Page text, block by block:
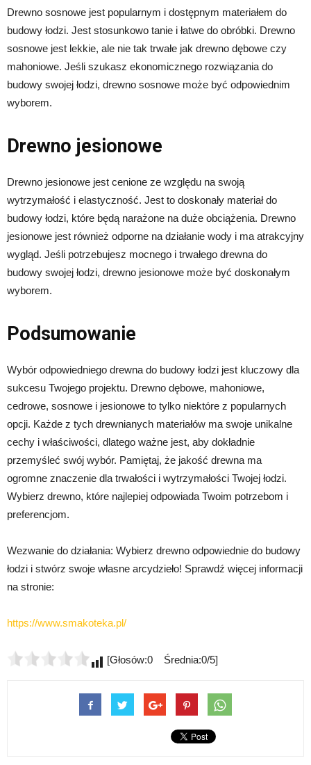
Drewno sosnowe jest popularnym i dostępnym materiałem do
budowy łodzi. Jest stosunkowo tanie i łatwe do obróbki. Drewno
sosnowe jest lekkie, ale nie tak trwałe jak drewno dębowe czy
mahoniowe. Jeśli szukasz ekonomicznego rozwiązania do
budowy swojej łodzi, drewno sosnowe może być odpowiednim
wyborem.
Drewno jesionowe
Drewno jesionowe jest cenione ze względu na swoją
wytrzymałość i elastyczność. Jest to doskonały materiał do
budowy łodzi, które będą narażone na duże obciążenia. Drewno
jesionowe jest również odporne na działanie wody i ma atrakcyjny
wygląd. Jeśli potrzebujesz mocnego i trwałego drewna do
budowy swojej łodzi, drewno jesionowe może być doskonałym
wyborem.
Podsumowanie
Wybór odpowiedniego drewna do budowy łodzi jest kluczowy dla
sukcesu Twojego projektu. Drewno dębowe, mahoniowe,
cedrowe, sosnowe i jesionowe to tylko niektóre z popularnych
opcji. Każde z tych drewnianych materiałów ma swoje unikalne
cechy i właściwości, dlatego ważne jest, aby dokładnie
przemyśleć swój wybór. Pamiętaj, że jakość drewna ma
ogromne znaczenie dla trwałości i wytrzymałości Twojej łodzi.
Wybierz drewno, które najlepiej odpowiada Twoim potrzebom i
preferencjom.
Wezwanie do działania: Wybierz drewno odpowiednie do budowy
łodzi i stwórz swoje własne arcydzieło! Sprawdź więcej informacji
na stronie:
https://www.smakoteka.pl/
[Głosów:0 Średnia:0/5]